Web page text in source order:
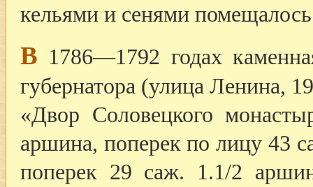
кельями и сенями
В 1786—1792 годах
губернатора (улица Ленина,
«Двор Соловецкого
аршина, поперек по лицу 43
поперек 29 саж. 1.1/2